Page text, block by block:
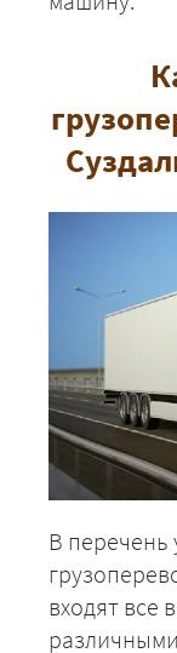
В перечень
входят все